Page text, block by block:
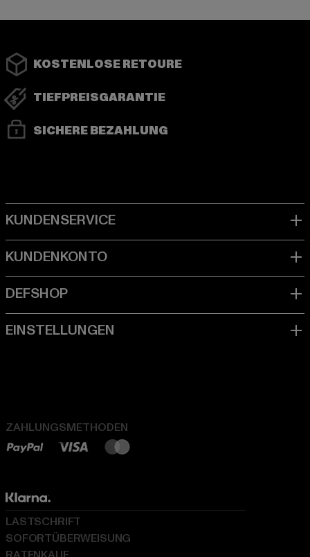
KOSTENLOSE RETOURE
TIEFPREISGARANTIE
SICHERE BEZAHLUNG
ZAHLUNGSMETHODEN
LASTSCHRIFT
SOFORTÜBERWEISUNG